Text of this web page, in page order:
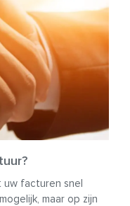
facturen snel
maar op zijn